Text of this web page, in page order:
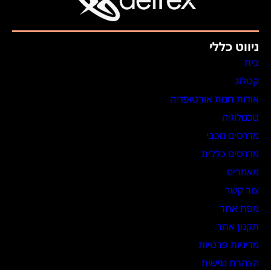
ניווט כללי
בית
קטלוג
אודות חנות אורטופדיה
טכנולוגיה
מדרסים מכבי
מדרסים כללית
מאמרים
צור קשר
מפת אתר
תקנון אתר
מדיניות פרטיות
הצהרת נגישות